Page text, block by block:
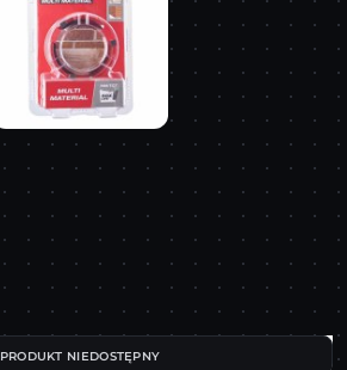
PRODUKT NIEDOSTĘPNY